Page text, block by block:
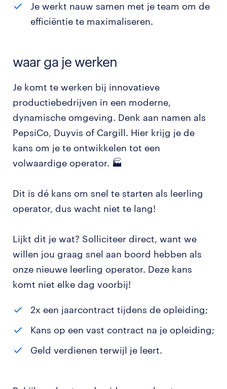
Je werkt nauw samen met je team om de
efficiëntie te maximaliseren.
waar ga je werken
Je komt te werken bij innovatieve
productiebedrijven in een moderne,
dynamische omgeving. Denk aan namen als
PepsiCo, Duyvis of Cargill. Hier krijg je de
kans om je te ontwikkelen tot een
volwaardige operator. 🏭
Dit is dé kans om snel te starten als leerling
operator, dus wacht niet te lang!
Lijkt dit je wat? Solliciteer direct, want we
willen jou graag snel aan boord hebben als
onze nieuwe leerling operator. Deze kans
komt niet elke dag voorbij!
2x een jaarcontract tijdens de opleiding;
Kans op een vast contract na je opleiding;
Geld verdienen terwijl je leert.